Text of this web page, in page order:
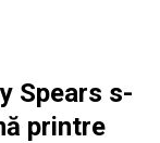
Spears s-
printre